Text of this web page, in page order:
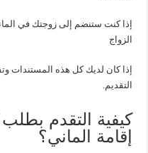
إذا كنت ستنضم إلى زوجتك في
الزواج
إذا كان لديك كل هذه المستندات
التقديم.
كيفية التقدم
إقامة الماني؟